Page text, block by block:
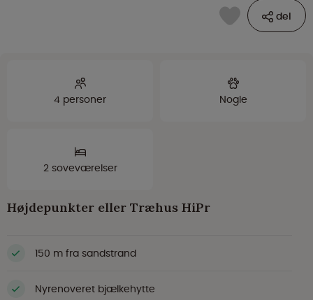
del
4 personer Nogle
2 soveværelser
Højdepunkter eller Træhus HiPr
150 m fra sandstrand
Nyrenoveret bjælkehytte